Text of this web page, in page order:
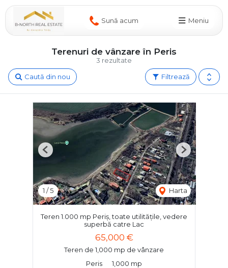
Sună acum Meniu
3 rezultate
Terenuri de vânzare în Peris
Filtrează
Caută din nou
1 /5 Harta
Previous Next
Teren 1.000 mp Periș, toate utilitățile, vedere
superbă catre Lac
65,000 €
Teren de 1,000 mp de vânzare
Peris
1,000 mp